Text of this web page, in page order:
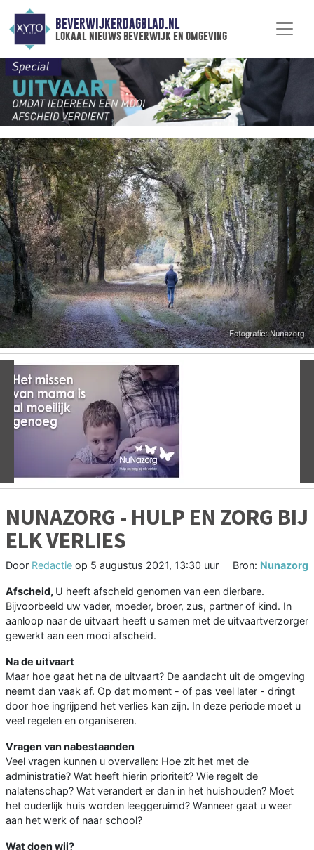
BEVERWIJKERDAGBLAD.NL
lokaal nieuws beverwijk en omgeving
Vorige
NUNAZORG - HULP EN ZORG BIJ
ELK VERLIES
Door Redactie op 5 augustus 2021, 13:30 uur Bron: Nunazorg
Afscheid, U heeft afscheid genomen van een dierbare.
Bijvoorbeeld uw vader, moeder, broer, zus, partner of kind. In
aanloop naar de uitvaart heeft u samen met de uitvaartverzorger
gewerkt aan een mooi afscheid.
Na de uitvaart
Maar hoe gaat het na de uitvaart? De aandacht uit de omgeving
neemt dan vaak af. Op dat moment - of pas veel later - dringt
door hoe ingrijpend het verlies kan zijn. In deze periode moet u
veel regelen en organiseren.
Vragen van nabestaanden
Veel vragen kunnen u overvallen: Hoe zit het met de
administratie? Wat heeft hierin prioriteit? Wie regelt de
nalatenschap? Wat verandert er dan in het huishouden? Moet
het ouderlijk huis worden leeggeruimd? Wanneer gaat u weer
aan het werk of naar school?
Wat doen wij?